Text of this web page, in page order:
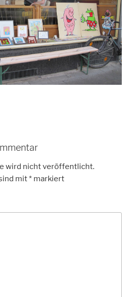
wird nicht veröffentlicht.
mit* markiert